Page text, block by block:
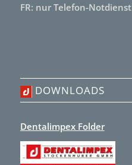
FR: nur Telefon-Notdienst
DOWNLOADS
Dentalimpex Folder